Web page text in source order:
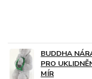
BUDDHA
PRO
MÍR